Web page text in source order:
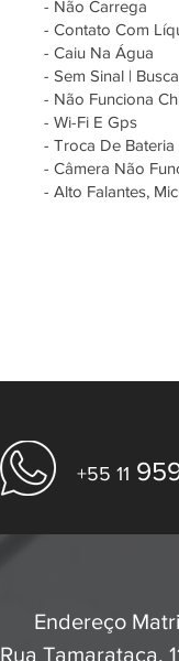
- Não Carrega
- Contato Com
- Caiu Na Água
- Sem Sinal |
- Não Funciona
- Wi-Fi E Gps
- Troca De Bateria
- Câmera Não
- Alto Falantes,
+55 11
Endereço
Rua Tamarataca,